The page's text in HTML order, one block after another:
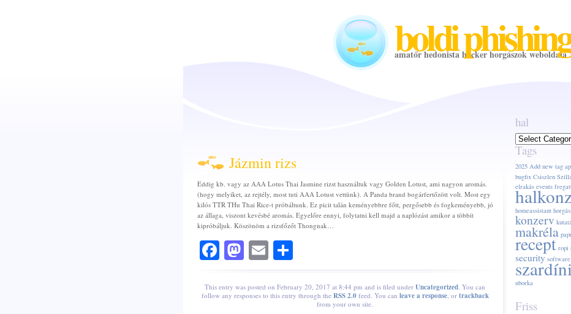
boldi
amatőr hedonista hacker horgászok weboldala
Jázmin rizs
Eddig kb. vagy az AAA Lotus Thai Jasmine rizst használtuk vagy Golden Lotust, ami nagyon aromás.
(hogy melyiket, az rejtély, most tuti AAA Lotust vettünk). A Panda brand bogárfertőzött volt. Most egy
kilós TTR THu Thai Rice-t próbáltunk. Ez picit talán keményebbre főtt, pergősebb és fogkeményebb, jó
az állaga, viszont kevésbé aromás. Egyelőre ennyi, folytatni kell majd a naplózást amikor a többit
kipróbáljuk. Köszönöm a rizsfőzőt Thongnak…
Facebook
Mastodon
EmailShare
This entry was posted on February 20, 2017 at 8:44 pm and is filed under Uncategorized. You can
follow any responses to this entry through the RSS 2.0feed. You can leave a response, or trackback
from your own site.
hal
hal
Tags
2025 Add new tag
bugfix Csiszlen
elrakás events
homeassistant
konzerv
makréla
recept ropi
security software
uborka
Friss